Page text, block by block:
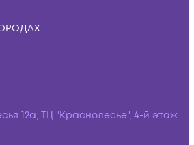
12а, ТЦ "Краснолесье", 4-й этаж